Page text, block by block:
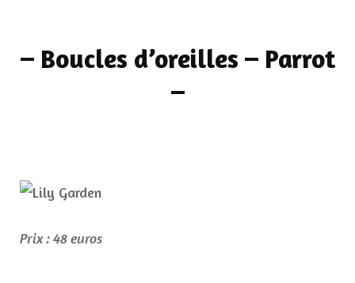
– Boucles d’oreilles – Parrot
–
Prix : 48 euros